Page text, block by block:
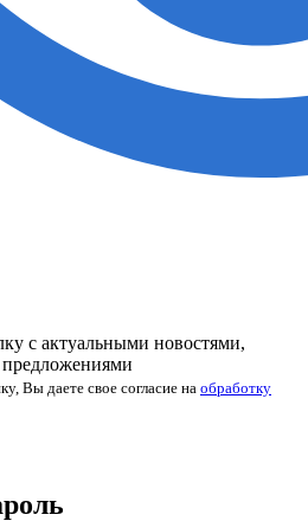
с актуальными новостями,
Вы даете свое согласие на обработку